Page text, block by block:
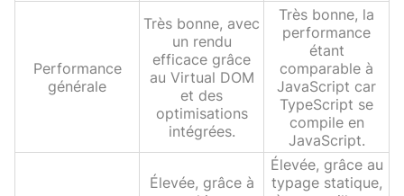
Performance
générale
Très bonne, avec
un rendu
efficace grâce
au Virtual DOM
et des
optimisations
intégrées.
Très bonne, la
performance
étant
comparable à
JavaScript car
TypeScript se
compile en
JavaScript.
Élevée, grâce à
Élevée, grâce au
typage statique,